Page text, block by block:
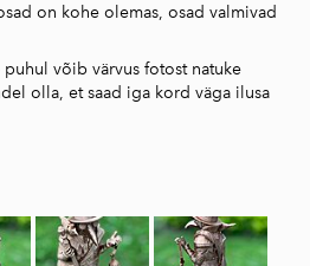
on kohe olemas, osad valmivad
võib värvus fotost natuke
olla, et saad iga kord väga ilusa